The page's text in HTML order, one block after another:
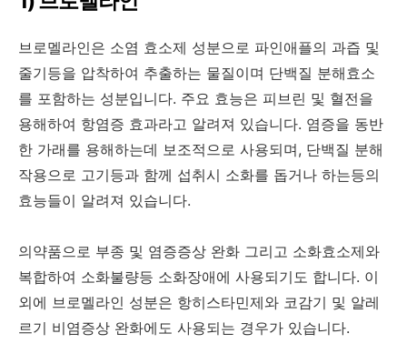
브로멜라인은 소염 효소제 성분으로 파인애플의 과즙 및
줄기등을 압착하여 추출하는 물질이며 단백질 분해효소
를 포함하는 성분입니다. 주요 효능은 피브린 및 혈전을
용해하여 항염증 효과라고 알려져 있습니다. 염증을 동반
한 가래를 용해하는데 보조적으로 사용되며, 단백질 분해
작용으로 고기등과 함께 섭취시 소화를 돕거나 하는등의
효능들이 알려져 있습니다.
의약품으로 부종 및 염증증상 완화 그리고 소화효소제와
복합하여 소화불량등 소화장애에 사용되기도 합니다. 이
외에 브로멜라인 성분은 항히스타민제와 코감기 및 알레
르기 비염증상 완화에도 사용되는 경우가 있습니다.